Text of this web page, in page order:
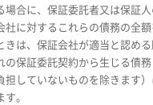
場合に、保証委託者又は保証
社に対するこれらの債務の全
きは、保証会社が適当と認め
の保証委託契約から生じる債
担していないものを除きます
。